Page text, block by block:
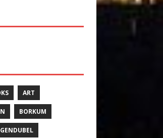
ART
BORKUM